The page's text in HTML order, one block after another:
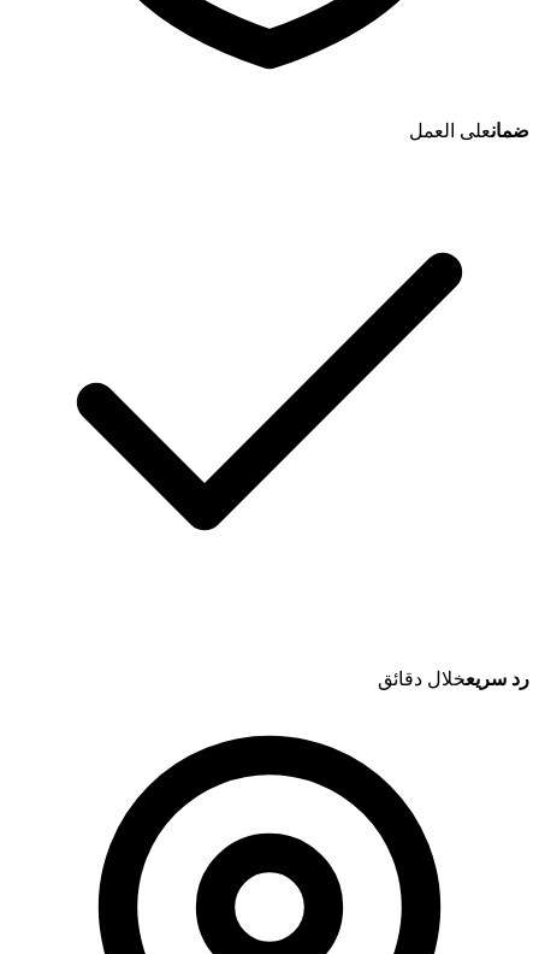
ضمانعلى العمل
رد سريعخلال دقائق